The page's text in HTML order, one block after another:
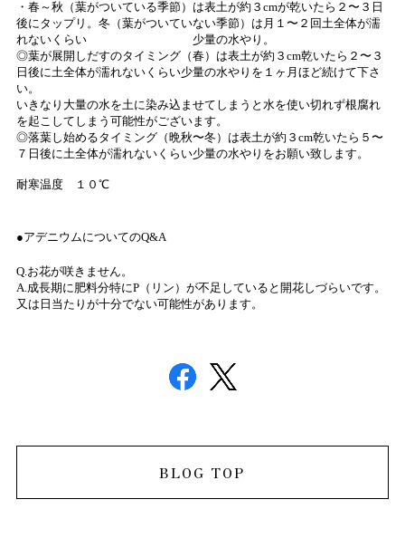
・春～秋（葉がついている季節）は表土が約３cmが乾いたら２〜３日
後にタップリ。冬（葉がついていない季節）は月１〜２回土全体が濡
れないくらい 少量の水やり。
◎葉が展開しだすのタイミング（春）は表土が約３cm乾いたら２〜３
日後に土全体が濡れないくらい少量の水やりを１ヶ月ほど続けて下さ
い。
いきなり大量の水を土に染み込ませてしまうと水を使い切れず根腐れ
を起こしてしまう可能性がございます。
◎落葉し始めるタイミング（晩秋〜冬）は表土が約３cm乾いたら５〜
７日後に土全体が濡れないくらい少量の水やりをお願い致します。
耐寒温度 １０℃
●アデニウムについてのQ&A
Q.お花が咲きません。
A.成長期に肥料分特にP（リン）が不足していると開花しづらいです。
又は日当たりが十分でない可能性があります。
BLOG TOP